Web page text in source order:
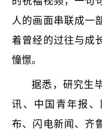
人的画面串联成一
着曾经的过往与成
憧憬。
据悉，研究生
讯、中国青年报
布、闪电新闻、齐